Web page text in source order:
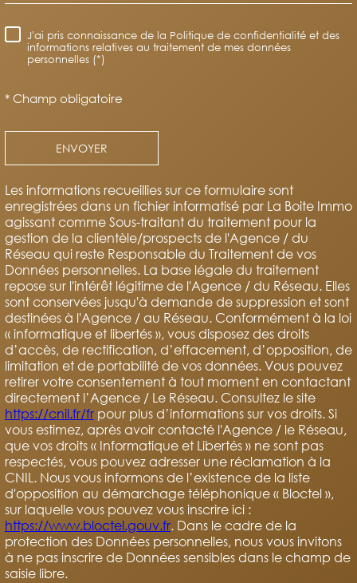
RÈGLEMENTATION
J'ai pris connaissance de la Politique de confidentialité et des
informations relatives au traitement de mes données
personnelles (*)
* Champ obligatoire
ENVOYER
Les informations recueillies sur ce formulaire sont
enregistrées dans un fichier informatisé par La Boite Immo
agissant comme Sous-traitant du traitement pour la
gestion de la clientèle/prospects de l'Agence / du
Réseau qui reste Responsable du Traitement de vos
Données personnelles. La base légale du traitement
repose sur l'intérêt légitime de l'Agence / du Réseau. Elles
sont conservées jusqu'à demande de suppression et sont
destinées à l'Agence / au Réseau. Conformément à la loi
« informatique et libertés », vous disposez des droits
d’accès, de rectification, d’effacement, d’opposition, de
limitation et de portabilité de vos données. Vous pouvez
retirer votre consentement à tout moment en contactant
directement l’Agence / Le Réseau. Consultez le site
https://cnil.fr/frpour plus d’informations sur vos droits. Si
vous estimez, après avoir contacté l'Agence / le Réseau,
que vos droits « Informatique et Libertés » ne sont pas
respectés, vous pouvez adresser une réclamation à la
CNIL. Nous vous informons de l’existence de la liste
d'opposition au démarchage téléphonique « Bloctel »,
sur laquelle vous pouvez vous inscrire ici :
https://www.bloctel.gouv.fr. Dans le cadre de la
protection des Données personnelles, nous vous invitons
à ne pas inscrire de Données sensibles dans le champ de
saisie libre.